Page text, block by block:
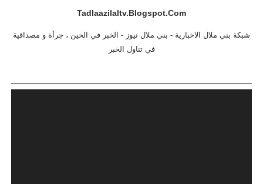
Tadlaazilaltv.blogspot.com
شبكة بني ملال الاخبارية - بني ملال نيوز - الخبر في الحين ، جرأة و مصداقية
في تناول الخبر